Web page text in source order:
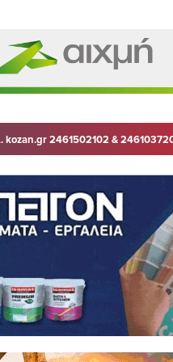
kozan.gr 2461502102 &